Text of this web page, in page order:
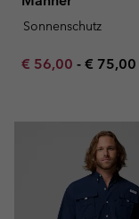
Sonnenschutz
Minimum sale
€ 56,00 - € 75,00